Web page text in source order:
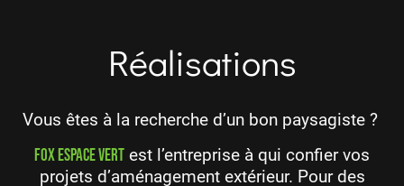
Réalisations
Vous êtes à la recherche d’un bon paysagiste ?
Fox Espace Vert est l’entreprise à qui confier vos
projets d’aménagement extérieur. Pour des